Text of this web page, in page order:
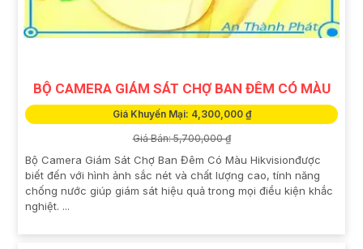
BỘ CAMERA GIÁM SÁT CHỢ BAN ĐÊM CÓ MÀU
Giá Khuyến Mại: 4,300,000 ₫
Giá Bán: 5,700,000 ₫
Bộ Camera Giám Sát Chợ Ban Đêm Có Màu Hikvisionđược
biết đến với hình ảnh sắc nét và chất lượng cao, tính năng
chống nước giúp giám sát hiệu quả trong mọi điều kiện khắc
nghiệt. ...